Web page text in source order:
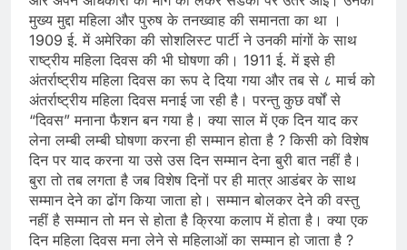
मुख्य मुद्दा महिला और पुरुष के तनख्वाह की समानता का था ।
1909 ई. में अमेरिका की सोशलिस्ट पार्टी ने उनकी मांगों के साथ
राष्ट्रीय महिला दिवस की भी घोषणा की। 1911 ई. में इसे ही
अंतर्राष्ट्रीय महिला दिवस का रूप दे दिया गया और तब से ८ मार्च को
अंतर्राष्ट्रीय महिला दिवस मनाई जा रही है। परन्तु कुछ वर्षों से
“दिवस” मनाना फैशन बन गया है। क्या साल में एक दिन याद कर
लेना लम्बी लम्बी घोषणा करना ही सम्मान होता है ? किसी को विशेष
दिन पर याद करना या उसे उस दिन सम्मान देना बुरी बात नहीं है।
बुरा तो तब लगता है जब विशेष दिनों पर ही मात्र आडंबर के साथ
सम्मान देने का ढोंग किया जाता हो। सम्मान बोलकर देने की वस्तु
नहीं है सम्मान तो मन से होता है क्रिया कलाप में होता है। क्या एक
दिन महिला दिवस मना लेने से महिलाओं का सम्मान हो जाता है ?